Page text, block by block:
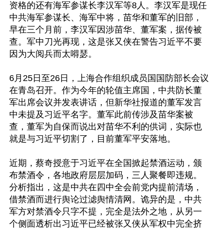
资格的还有海军参谋长李汉军等8人。李汉军是现任
中共海军参谋长、海军中将，苗华和董军的旧部，
早在三个月前，李汉军因涉苗华、董军案，据传被
查。军中刀光再现，这是张又侠在警告习近平不要
因为大阅兵而太嘚瑟。
6月25日至26日，上海合作组织成员国国防部长会议
在青岛召开。作为今年的轮值主席国，中共防长董
军出席会议并发表讲话，但新华社报道的董军发言
中未提及习近平名字。董军此前传涉及苗华案被
查，董军为自保而说出对苗华不利的供词，实际也
就是与习近平切割了，目前董军平安落地。
近期，蔡奇授意于习近平在全国掀起禁酒运动，颁
布禁酒令，各地政府层层加码，三人聚餐即违规。
分析指出，这是中共在四中全会前党内提前清场，
借禁酒而进行舆论过滤舆情清网。诡异的是，中共
军方对禁酒令只字不提，完全是法外之地，从另一
个侧面透析出习近平已经被张又侠从军权中完全挤